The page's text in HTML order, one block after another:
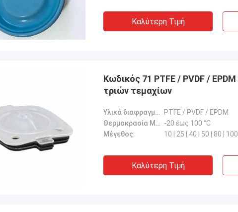
Καλύτερη Τιμή
Κωδικός 71 PTFE / PVDF / EPDM Λαστιχένιες σφραγίδες διαφράγματος
τριών τεμαχίων
Υλικά διαφραγμάτων:
PTFE / PVDF / EPDM
Θερμοκρασία MEDIA: -20 έως 100 °C
Μέγεθος:
10 | 25 | 40 | 50 | 80 | 100
Καλύτερη Τιμή